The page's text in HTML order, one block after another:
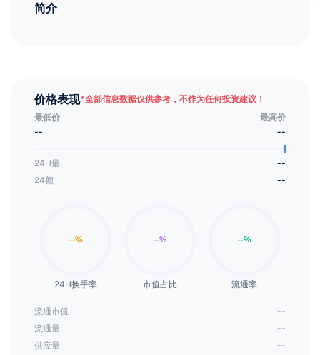
简介
价格表现*全部信息数据仅供参考，不作为任何投资建议！
最低价
最高价
--
--
24H量
--
24额
--
24H换手率 市值占比 流通率
流通市值
--
流通量
--
供应量
--